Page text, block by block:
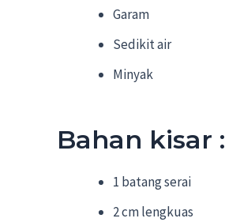
Garam
Sedikit air
Minyak
Bahan kisar :
1 batang serai
2 cm lengkuas